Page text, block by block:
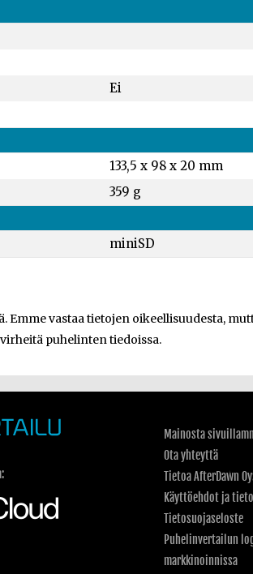
Ei
133,5 x 98 x 20 mm
359 g
miniSD
Emme vastaa tietojen oikeellisuudesta,
puhelinten tiedoissa.
Mainosta
Ota yhteyttä
Tietoa AfterDawn
Käyttöehdot ja
Tietosuojaseloste
Puhelinvertailun
markkinoinnissa